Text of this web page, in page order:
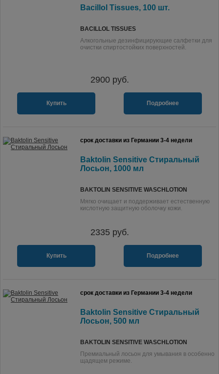
Bacillol Tissues, 100 шт.
BACILLOL TISSUES
Алкогольные дезинфицирующие салфетки для
очистки спиртостойких поверхностей.
2900руб.
Купить Подробнее
срок доставки из Германии 3-4 недели
Baktolin Sensitive Стиральный
Лосьон, 1000 мл
BAKTOLIN SENSITIVE WASCHLOTION
Мягко очищает и поддерживает естественную
кислотную защитную оболочку кожи.
2335 руб.
Купить Подробнее
срок доставки из Германии 3-4 недели
Baktolin Sensitive Стиральный
Лосьон, 500 мл
BAKTOLIN SENSITIVE WASCHLOTION
Премиальный лосьон для умывания в особенно
щадящем режиме.